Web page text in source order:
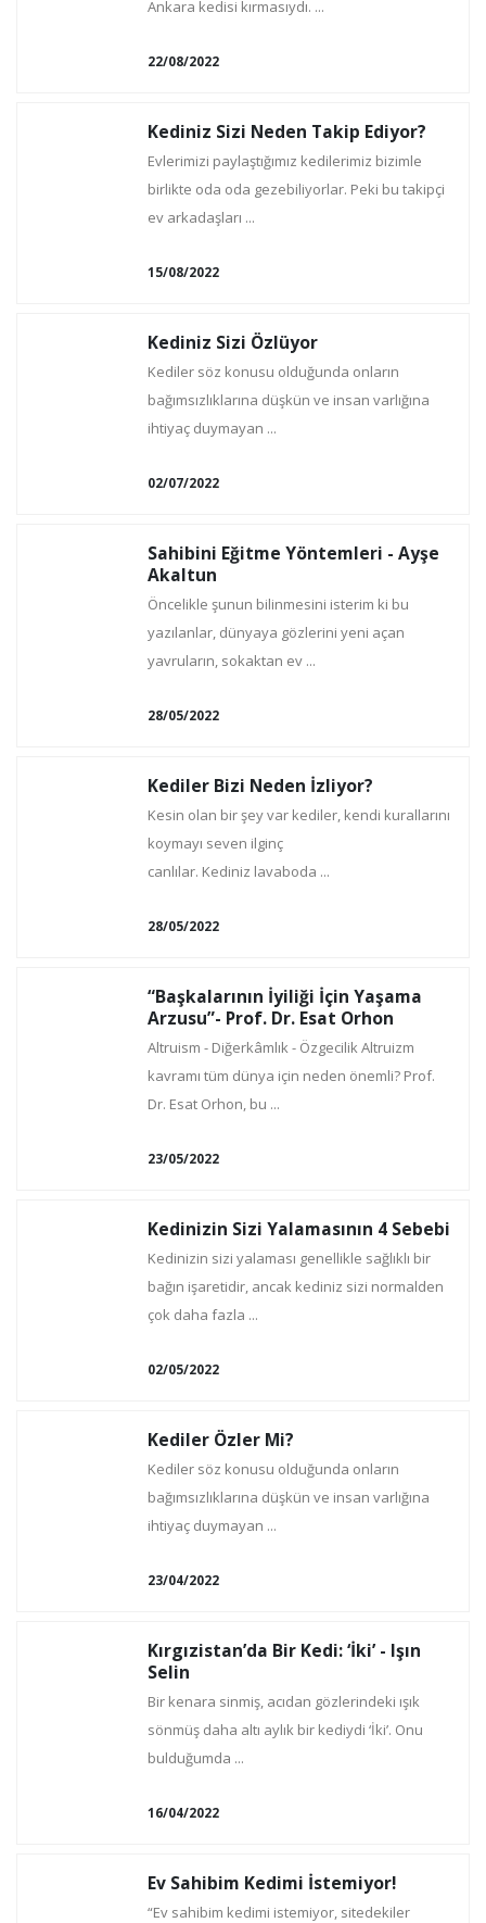
Ankara kedisi kırmasıydı. ...
22/08/2022
Kediniz Sizi Neden Takip Ediyor?
Evlerimizi paylaştığımız kedilerimiz bizimle
birlikte oda oda gezebiliyorlar. Peki bu takipçi
ev arkadaşları ...
15/08/2022
Kediniz Sizi Özlüyor
Kediler söz konusu olduğunda onların
bağımsızlıklarına düşkün ve insan varlığına
ihtiyaç duymayan ...
02/07/2022
Sahibini Eğitme Yöntemleri - Ayşe
Akaltun
Öncelikle şunun bilinmesini isterim ki bu
yazılanlar, dünyaya gözlerini yeni açan
yavruların, sokaktan ev ...
28/05/2022
Kediler Bizi Neden İzliyor?
Kesin olan bir şey var kediler, kendi kurallarını
koymayı seven ilginç
canlılar. Kediniz lavaboda ...
28/05/2022
“Başkalarının İyiliği İçin Yaşama
Arzusu”- Prof. Dr. Esat Orhon
Altruism - Diğerkâmlık - Özgecilik Altruizm
kavramı tüm dünya için neden önemli? Prof.
Dr. Esat Orhon, bu ...
23/05/2022
Kedinizin Sizi Yalamasının 4 Sebebi
Kedinizin sizi yalaması genellikle sağlıklı bir
bağın işaretidir, ancak kediniz sizi normalden
çok daha fazla ...
02/05/2022
Kediler Özler Mi?
Kediler söz konusu olduğunda onların
bağımsızlıklarına düşkün ve insan varlığına
ihtiyaç duymayan ...
23/04/2022
Kırgızistan’da Bir Kedi: ‘İki’ - Işın
Selin
Bir kenara sinmiş, acıdan gözlerindeki ışık
sönmüş daha altı aylık bir kediydi ‘İki’. Onu
bulduğumda ...
16/04/2022
Ev Sahibim Kedimi İstemiyor!
“Ev sahibim kedimi istemiyor, sitedekiler